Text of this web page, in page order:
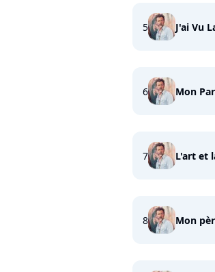
5 J'ai Vu
6 Mon
7 L'art et
8 Mon